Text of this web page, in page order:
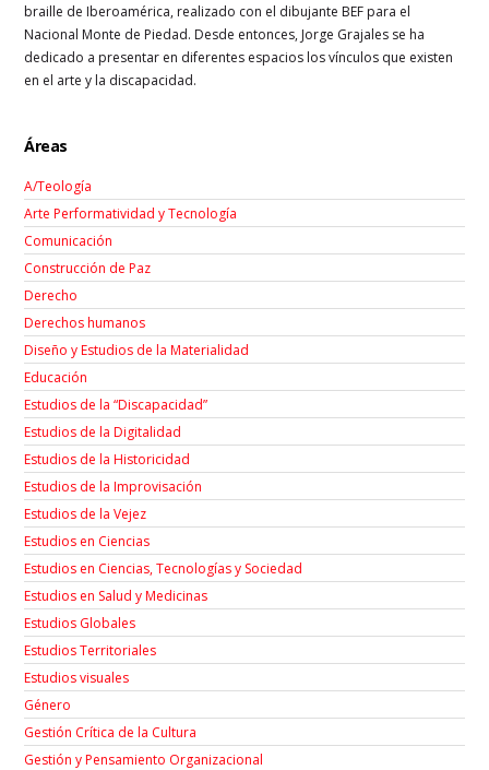
braille de Iberoamérica, realizado con el dibujante BEF para el
Nacional Monte de Piedad. Desde entonces, Jorge Grajales se ha
dedicado a presentar en diferentes espacios los vínculos que existen
en el arte y la discapacidad.
Áreas
A/Teología
Arte Performatividad y Tecnología
Comunicación
Construcción de Paz
Derecho
Derechos humanos
Diseño y Estudios de la Materialidad
Educación
Estudios de la “Discapacidad”
Estudios de la Digitalidad
Estudios de la Historicidad
Estudios de la Improvisación
Estudios de la Vejez
Estudios en Ciencias
Estudios en Ciencias, Tecnologías y Sociedad
Estudios en Salud y Medicinas
Estudios Globales
Estudios Territoriales
Estudios visuales
Género
Gestión Crítica de la Cultura
Gestión y Pensamiento Organizacional